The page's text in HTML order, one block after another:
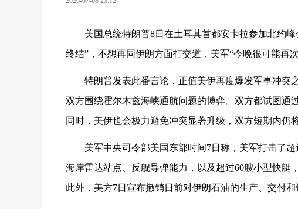
美国总统特朗普8日在土耳其首都安卡拉参加北约
终结”，不想再同伊朗方面打交道，美军“今晚很可能再
特朗普发表此番言论，正值美伊再度爆发军事冲突
双方围绕霍尔木兹海峡通航问题的博弈。双方都试图通
同时，美伊也会极力避免冲突显著升级，双方短期内仍
美军中央司令部美国东部时间7日称，美军打击了
海岸雷达站点、反舰导弹能力，以及超过60艘小型快艇
此外，美方7日宣布撤销日前对伊朗石油的生产、交付